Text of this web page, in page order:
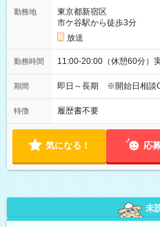
勤務地
東京都新宿区
市ケ谷駅から徒歩3分
放送
勤務時間 11:00-20:00（休憩60分）
期間 即日～長期 ※開始日相談
特徴 履歴書不要
気になる！ 応
未